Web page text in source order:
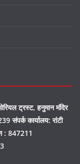
ट्रस्ट, हनुमान मंदिर
संपर्क कार्यालय: रांटी
: 847211